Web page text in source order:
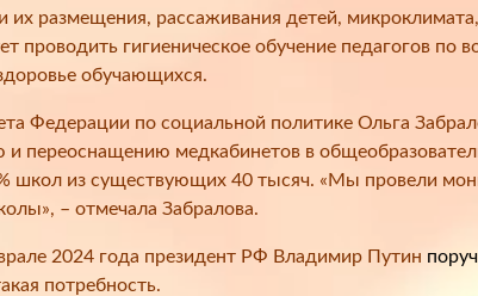
их размещения, рассаживания детей,
проводить гигиеническое обучение педагогов по
обучающихся.
Федерации по социальной политике Ольга
переоснащению медкабинетов в
школ из существующих 40 тысяч. «Мы провели
– отмечала Забралова.
2024 года президент РФ Владимир Путин
потребность.